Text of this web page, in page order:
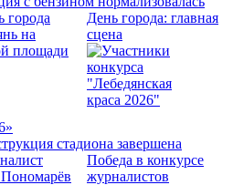
День города: главная
сцена
стадиона завершена
Победа в конкурсе
журналистов